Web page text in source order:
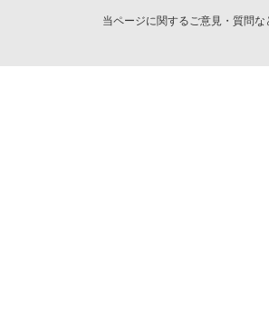
当ページに関するご意見・質問